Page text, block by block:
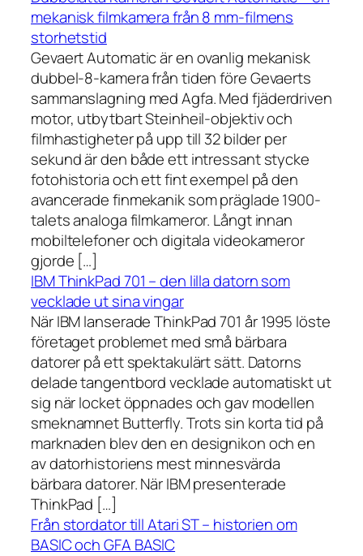
mekanisk filmkamera från 8 mm-filmens
storhetstid
Gevaert Automatic är en ovanlig mekanisk
dubbel-8-kamera från tiden före Gevaerts
sammanslagning med Agfa. Med fjäderdriven
motor, utbytbart Steinheil-objektiv och
filmhastigheter på upp till 32 bilder per
sekund är den både ett intressant stycke
fotohistoria och ett fint exempel på den
avancerade finmekanik som präglade 1900-
talets analoga filmkameror. Långt innan
mobiltelefoner och digitala videokameror
gjorde […]
IBM ThinkPad 701 – den lilla datorn som
vecklade ut sina vingar
När IBM lanserade ThinkPad 701 år 1995 löste
företaget problemet med små bärbara
datorer på ett spektakulärt sätt. Datorns
delade tangentbord vecklade automatiskt ut
sig när locket öppnades och gav modellen
smeknamnet Butterfly. Trots sin korta tid på
marknaden blev den en designikon och en
av datorhistoriens mest minnesvärda
bärbara datorer. När IBM presenterade
ThinkPad […]
Från stordator till Atari ST – historien om
BASIC och GFA BASIC